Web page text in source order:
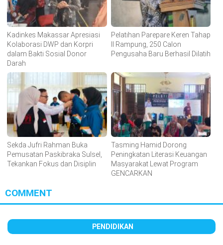
Kadinkes Makassar Apresiasi
Kolaborasi DWP dan Korpri
dalam Bakti Sosial Donor
Darah
Pelatihan Parepare Keren Tahap
II Rampung, 250 Calon
Pengusaha Baru Berhasil Dilatih
Sekda Jufri Rahman Buka
Pemusatan Paskibraka Sulsel,
Tekankan Fokus dan Disiplin
Tasming Hamid Dorong
Peningkatan Literasi Keuangan
Masyarakat Lewat Program
GENCARKAN
COMMENT
PENDIDIKAN